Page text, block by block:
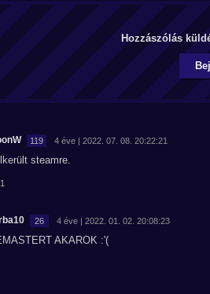
Hozzászólás
119 4 éve | 2022. 07. 08. 20:22:21
steamre.
1
26 4 éve | 2022. 01. 02. 20:08:23
AKAROK :'(